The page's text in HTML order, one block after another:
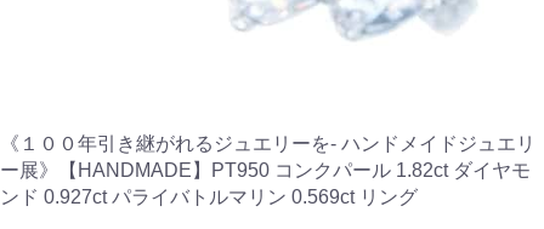
《１００年引き継がれるジュエリーを- ハンドメイドジュエリ
ー展》【HANDMADE】PT950 コンクパール 1.82ct ダイヤモ
ンド 0.927ct パライバトルマリン 0.569ct リング